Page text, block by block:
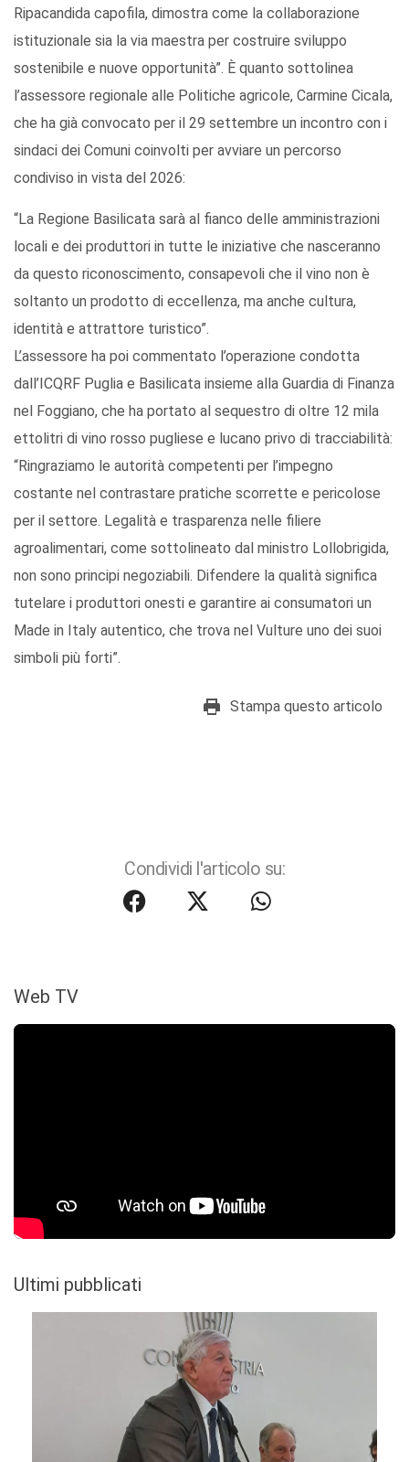
Ripacandida capofila, dimostra come la collaborazione
istituzionale sia la via maestra per costruire sviluppo
sostenibile e nuove opportunità”. È quanto sottolinea
l’assessore regionale alle Politiche agricole, Carmine Cicala,
che ha già convocato per il 29 settembre un incontro con i
sindaci dei Comuni coinvolti per avviare un percorso
condiviso in vista del 2026:
“La Regione Basilicata sarà al fianco delle amministrazioni
locali e dei produttori in tutte le iniziative che nasceranno
da questo riconoscimento, consapevoli che il vino non è
soltanto un prodotto di eccellenza, ma anche cultura,
identità e attrattore turistico”.
L’assessore ha poi commentato l’operazione condotta
dall’ICQRF Puglia e Basilicata insieme alla Guardia di Finanza
nel Foggiano, che ha portato al sequestro di oltre 12 mila
ettolitri di vino rosso pugliese e lucano privo di tracciabilità:
“Ringraziamo le autorità competenti per l’impegno
costante nel contrastare pratiche scorrette e pericolose
per il settore. Legalità e trasparenza nelle filiere
agroalimentari, come sottolineato dal ministro Lollobrigida,
non sono principi negoziabili. Difendere la qualità significa
tutelare i produttori onesti e garantire ai consumatori un
Made in Italy autentico, che trova nel Vulture uno dei suoi
simboli più forti”.
Stampa questo articolo
Condividi l'articolo su:
Web TV
Ultimi pubblicati